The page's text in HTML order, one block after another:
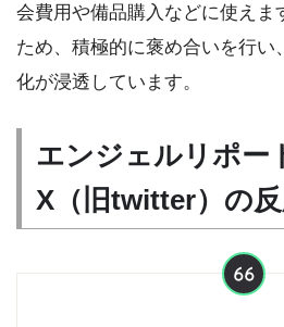
会費用や備品購入などに使えま
ため、積極的に褒め合いを行い
化が浸透しています。
エンジェルリポー
X（旧twitter）の